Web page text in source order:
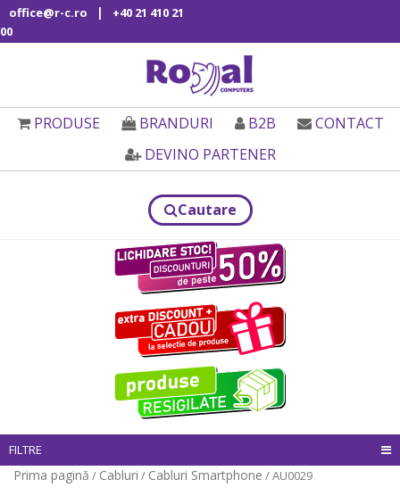
office@r-c.ro |
+40 21 410 21
00
PRODUSE BRANDURI B2B
CONTACT
DEVINO PARTENER
Cautare
FILTRE
Prima pagină / Cabluri / Cabluri Smartphone / AU0029